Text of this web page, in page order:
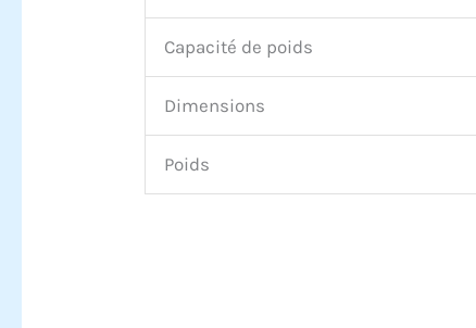
Capacité de poids
Dimensions
Poids